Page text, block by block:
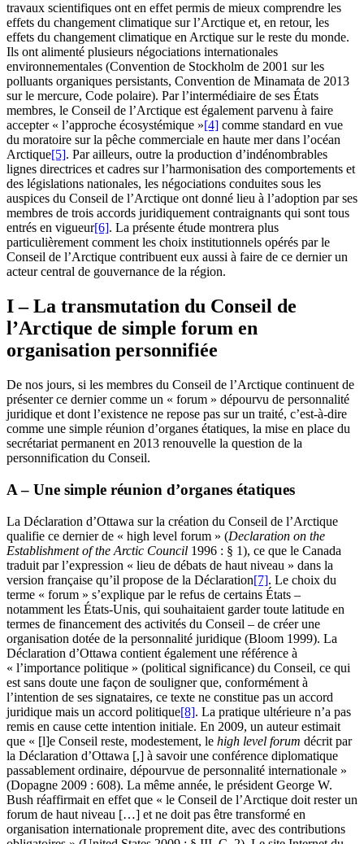
travaux scientifiques ont en effet permis de mieux comprendre les
effets du changement climatique sur l’Arctique et, en retour, les
effets du changement climatique en Arctique sur le reste du monde.
Ils ont alimenté plusieurs négociations internationales
environnementales (Convention de Stockholm de 2001 sur les
polluants organiques persistants, Convention de Minamata de 2013
sur le mercure, Code polaire). Par l’intermédiaire de ses États
membres, le Conseil de l’Arctique est également parvenu à faire
accepter « l’approche écosystémique »[4] comme standard en vue
du moratoire sur la pêche commerciale en haute mer dans l’océan
Arctique[5]. Par ailleurs, outre la production d’indénombrables
lignes directrices et cadres sur l’harmonisation des comportements et
des législations nationales, les négociations conduites sous les
auspices du Conseil de l’Arctique ont donné lieu à l’adoption par ses
membres de trois accords juridiquement contraignants qui sont tous
entrés en vigueur[6]. La présente étude montrera plus
particulièrement comment les choix institutionnels opérés par le
Conseil de l’Arctique contribuent eux aussi à faire de ce dernier un
acteur central de gouvernance de la région.
I – La transmutation du Conseil de
l’Arctique de simple forum en
organisation personnifiée
De nos jours, si les membres du Conseil de l’Arctique continuent de
présenter ce dernier comme un « forum » dépourvu de personnalité
juridique et dont l’existence ne repose pas sur un traité, c’est-à-dire
comme une simple réunion d’organes étatiques, la mise en place du
secrétariat permanent en 2013 renouvelle la question de la
personnification du Conseil.
A – Une simple réunion d’organes étatiques
La Déclaration d’Ottawa sur la création du Conseil de l’Arctique
qualifie ce dernier de « high level forum » (Declaration on the
Establishment of the Arctic Council 1996 : § 1), ce que le Canada
traduit par l’expression « lieu de débats de haut niveau » dans la
version française qu’il propose de la Déclaration[7]. Le choix du
terme « forum » s’explique par le refus de certains États –
notamment les États-Unis, qui souhaitaient garder toute latitude en
termes de financement des activités du Conseil – de créer une
organisation dotée de la personnalité juridique (Bloom 1999). La
Déclaration d’Ottawa contient également une référence à
« l’importance politique » (political significance) du Conseil, ce qui
est sans doute une façon de souligner que, conformément à
l’intention de ses signataires, ce texte ne constitue pas un accord
juridique mais un accord politique[8]. La pratique ultérieure n’a pas
remis en cause cette intention initiale. En 2009, un auteur estimait
que « [l]e Conseil reste, modestement, le high level forum décrit par
la Déclaration d’Ottawa [,] à savoir une conférence diplomatique
passablement ordinaire, dépourvue de personnalité internationale »
(Dopagne 2009 : 608). La même année, le président George W.
Bush réaffirmait en effet que « le Conseil de l’Arctique doit rester un
forum de haut niveau […] et ne doit pas être transformé en
organisation internationale proprement dite, avec des contributions